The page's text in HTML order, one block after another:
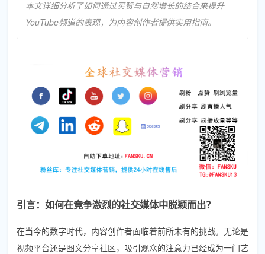
本文详细分析了如何通过买赞与自然增长的结合来提升
YouTube频道的表现，为内容创作者提供实用指南。
引言：如何在竞争激烈的社交媒体中脱颖而出？
在当今的数字时代，内容创作者面临着前所未有的挑战。无论是
视频平台还是图文分享社区，吸引观众的注意力已经成为一门艺